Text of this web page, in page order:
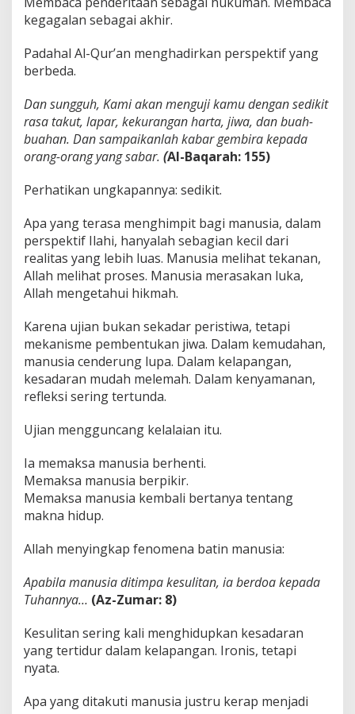
kegagalan sebagai akhir.
Padahal Al-Qur’an menghadirkan perspektif yang
berbeda.
Dan sungguh, Kami akan menguji kamu dengan sedikit
rasa takut, lapar, kekurangan harta, jiwa, dan buah-
buahan. Dan sampaikanlah kabar gembira kepada
orang-orang yang sabar. (Al-Baqarah: 155)
Perhatikan ungkapannya: sedikit.
Apa yang terasa menghimpit bagi manusia, dalam
perspektif Ilahi, hanyalah sebagian kecil dari
realitas yang lebih luas. Manusia melihat tekanan,
Allah melihat proses. Manusia merasakan luka,
Allah mengetahui hikmah.
Karena ujian bukan sekadar peristiwa, tetapi
mekanisme pembentukan jiwa. Dalam kemudahan,
manusia cenderung lupa. Dalam kelapangan,
kesadaran mudah melemah. Dalam kenyamanan,
refleksi sering tertunda.
Ujian mengguncang kelalaian itu.
Ia memaksa manusia berhenti.
Memaksa manusia berpikir.
Memaksa manusia kembali bertanya tentang
makna hidup.
Allah menyingkap fenomena batin manusia:
Apabila manusia ditimpa kesulitan, ia berdoa kepada
Tuhannya… (Az-Zumar: 8)
Kesulitan sering kali menghidupkan kesadaran
yang tertidur dalam kelapangan. Ironis, tetapi
nyata.
Apa yang ditakuti manusia justru kerap menjadi